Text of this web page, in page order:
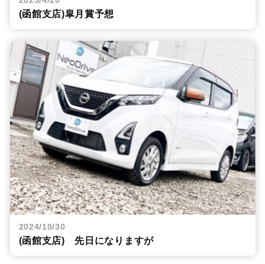
(函館支店)皐月賞予想
2024/10/30
(函館支店) 先日になりますが